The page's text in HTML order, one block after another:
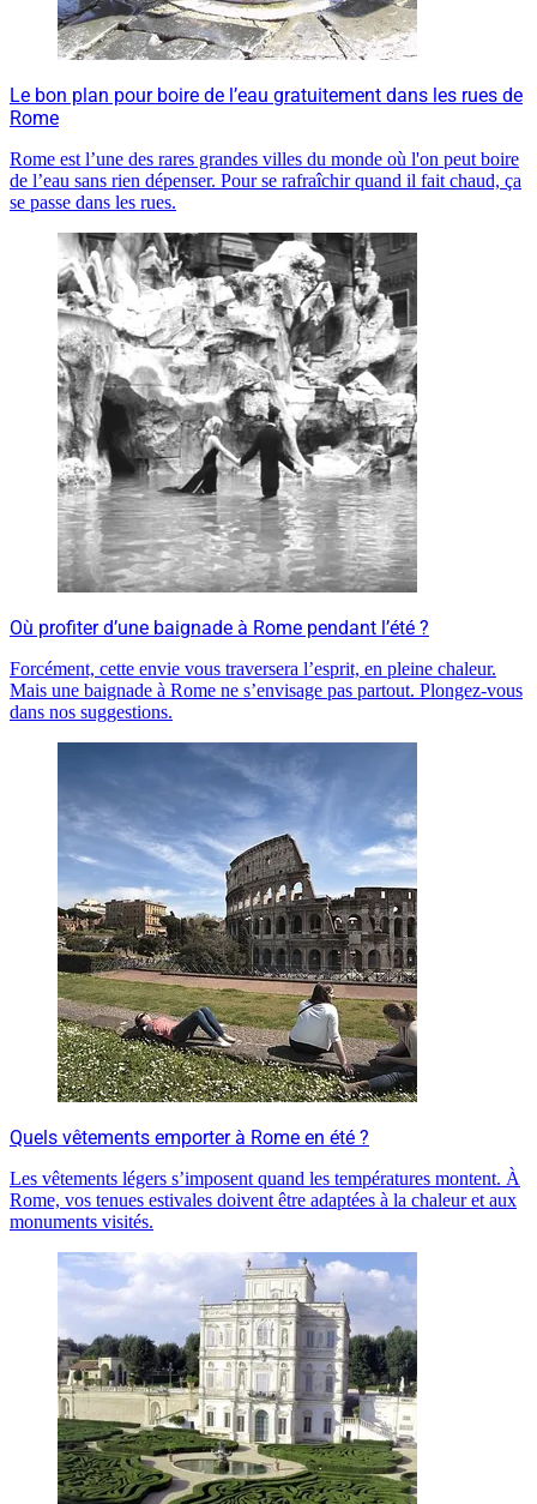
Le bon plan pour boire de l’eau gratuitement dans les rues de
Rome
Rome est l’une des rares grandes villes du monde où l'on peut boire
de l’eau sans rien dépenser. Pour se rafraîchir quand il fait chaud, ça
se passe dans les rues.
Où profiter d’une baignade à Rome pendant l’été ?
Forcément, cette envie vous traversera l’esprit, en pleine chaleur.
Mais une baignade à Rome ne s’envisage pas partout. Plongez-vous
dans nos suggestions.
Quels vêtements emporter à Rome en été ?
Les vêtements légers s’imposent quand les températures montent. À
Rome, vos tenues estivales doivent être adaptées à la chaleur et aux
monuments visités.